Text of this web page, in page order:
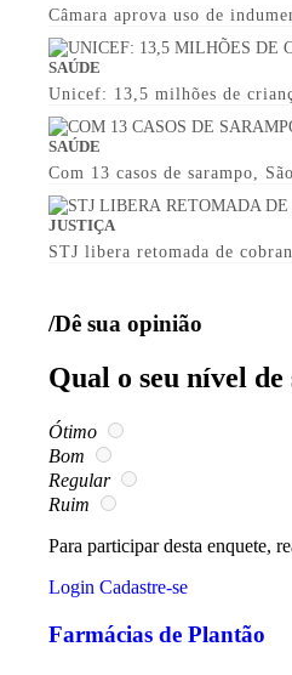
Câmara aprova uso de
SAÚDE
Unicef: 13,5 milhões de
SAÚDE
Com 13 casos de sarampo,
JUSTIÇA
STJ libera retomada de
/Dê sua opinião
Qual o seu nível
Ótimo
Bom
Regular
Ruim
Para participar desta enquete,
Login Cadastre-se
Farmácias de Plantão